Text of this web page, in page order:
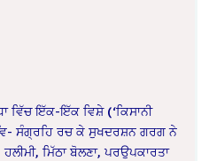
ਵਿੱਚ ਇੱਕ-ਇੱਕ ਵਿਸ਼ੇ (‘ਕਿਸਾਨੀ
ਸੰਗ੍ਰਹਿ ਰਚ ਕੇ ਸੁਖਦਰਸ਼ਨ ਗਰਗ ਨੇ
ਮਿੱਠਾ ਬੋਲਣਾ, ਪਰਉਪਕਾਰਤਾ